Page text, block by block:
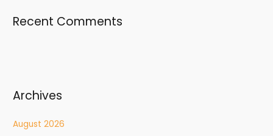
Recent Comments
Archives
August 2026